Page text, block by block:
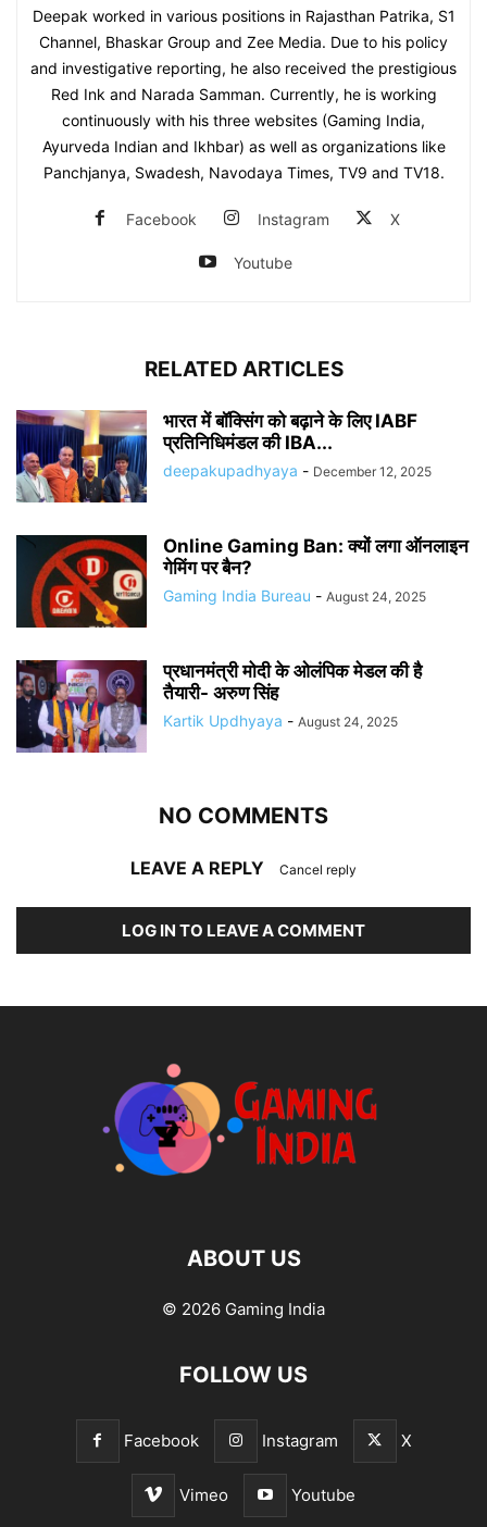
Deepak worked in various positions in Rajasthan Patrika, S1
Channel, Bhaskar Group and Zee Media. Due to his policy
and investigative reporting, he also received the prestigious
Red Ink and Narada Samman. Currently, he is working
continuously with his three websites (Gaming India,
Ayurveda Indian and Ikhbar) as well as organizations like
Panchjanya, Swadesh, Navodaya Times, TV9 and TV18.
Facebook Instagram X
Youtube
RELATED ARTICLES
भारत में बॉक्सिंग को बढ़ाने के लिए IABF
प्रतिनिधिमंडल की IBA...
deepakupadhyaya - December 12, 2025
Online Gaming Ban: क्यों लगा ऑनलाइन
गेमिंग पर बैन?
Gaming India Bureau - August 24, 2025
प्रधानमंत्री मोदी के ओलंपिक मेडल की है
तैयारी- अरुण सिंह
Kartik Updhyaya - August 24, 2025
NO COMMENTS
LEAVE A REPLY Cancel reply
LOG IN TO LEAVE A COMMENT
ABOUT US
© 2026 Gaming India
FOLLOW US
Facebook Instagram X
Vimeo Youtube